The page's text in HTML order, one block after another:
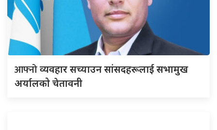
आफ्नोव्यवहार सच्याउन सांसदहरूलाई सभामुख
अर्यालको चेतावनी